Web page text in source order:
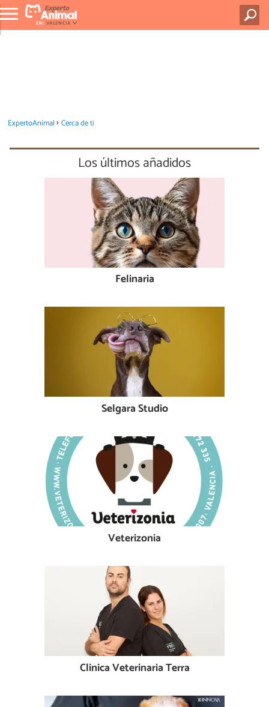
EN: VALENCIA
ExpertoAnimal Cerca de ti
Los últimos añadidos
Felinaria
Selgara Studio
Veterizonia
Clinica Veterinaria Terra